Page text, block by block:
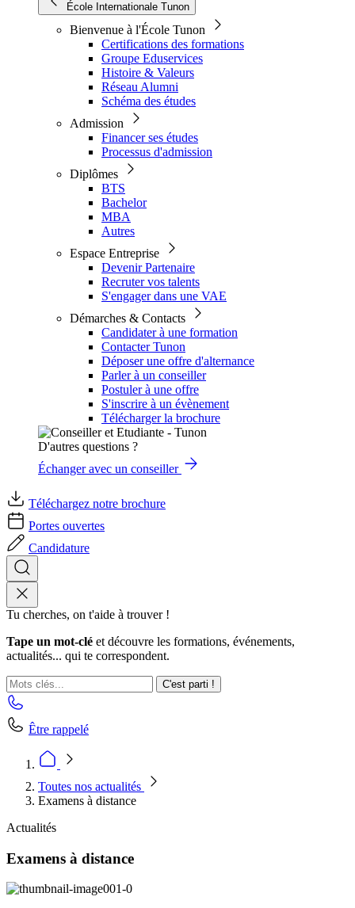
École Internationale Tunon
Bienvenue à l'École Tunon
Certifications des formations
Groupe Eduservices
Histoire & Valeurs
Réseau Alumni
Schéma des études
Admission
Financer ses études
Processus d'admission
Diplômes
BTS
Bachelor
MBA
Autres
Espace Entreprise
Devenir Partenaire
Recruter vos talents
S'engager dans une VAE
Démarches & Contacts
Candidater à une formation
Contacter Tunon
Déposer une offre d'alternance
Parler à un conseiller
Postuler à une offre
S'inscrire à un évènement
Télécharger la brochure
D'autres questions ?
Échanger avec un conseiller
Téléchargez notre brochure
Portes ouvertes
Candidature
Tu cherches, on t'aide à trouver !
Tape un mot-clé et découvre les formations, événements,
actualités... qui te correspondent.
C'est parti !
Être rappelé
Toutes nos actualités
Examens à distance
Actualités
Examens à distance